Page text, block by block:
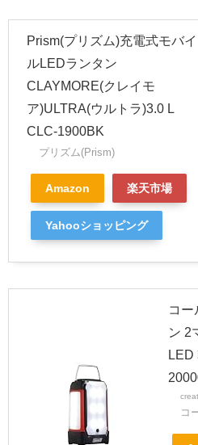
Prism(プリズム)充電式モバイ
ルLEDランタン
CLAYMORE(クレイモ
ア)ULTRA(ウルトラ)3.0 L
CLC-1900BK
プリズム(Prism)
Amazon 楽天市場
Yahooショッピング
コー
ン 2
LED
コ